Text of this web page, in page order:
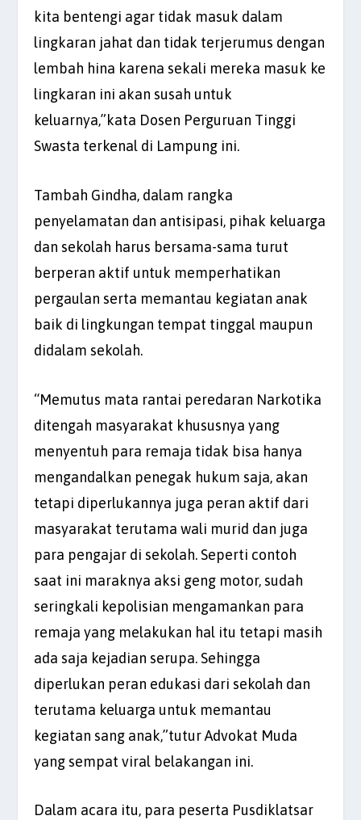
kita bentengi agar tidak masuk dalam
lingkaran jahat dan tidak terjerumus dengan
lembah hina karena sekali mereka masuk ke
lingkaran ini akan susah untuk
keluarnya,”kata Dosen Perguruan Tinggi
Swasta terkenal di Lampung ini.
Tambah Gindha, dalam rangka
penyelamatan dan antisipasi, pihak keluarga
dan sekolah harus bersama-sama turut
berperan aktif untuk memperhatikan
pergaulan serta memantau kegiatan anak
baik di lingkungan tempat tinggal maupun
didalam sekolah.
“Memutus mata rantai peredaran Narkotika
ditengah masyarakat khususnya yang
menyentuh para remaja tidak bisa hanya
mengandalkan penegak hukum saja, akan
tetapi diperlukannya juga peran aktif dari
masyarakat terutama wali murid dan juga
para pengajar di sekolah. Seperti contoh
saat ini maraknya aksi geng motor, sudah
seringkali kepolisian mengamankan para
remaja yang melakukan hal itu tetapi masih
ada saja kejadian serupa. Sehingga
diperlukan peran edukasi dari sekolah dan
terutama keluarga untuk memantau
kegiatan sang anak,”tutur Advokat Muda
yang sempat viral belakangan ini.
Dalam acara itu, para peserta Pusdiklatsar